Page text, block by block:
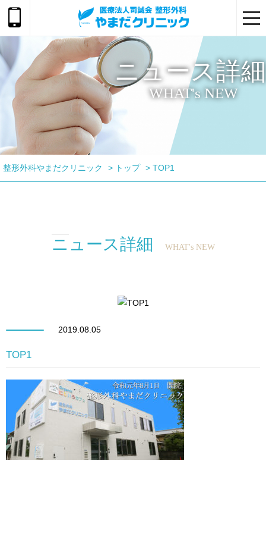
ニュース詳細
WHAT's NEW
整形外科やまだクリニック > トップ > TOP1
ニュース詳細 WHAT's NEW
2019.08.05
TOP1